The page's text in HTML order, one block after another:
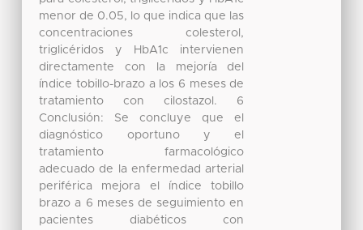
menor de 0.05, lo que indica que las
concentraciones colesterol,
triglicéridos y HbA1c intervienen
directamente con la mejoría del
índice tobillo-brazo a los 6 meses de
tratamiento con cilostazol. 6
Conclusión: Se concluye que el
diagnóstico oportuno y el
tratamiento farmacológico
adecuado de la enfermedad arterial
periférica mejora el índice tobillo
brazo a 6 meses de seguimiento en
pacientes diabéticos con